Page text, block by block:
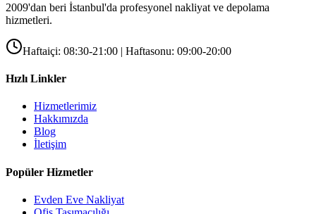
2009'dan beri İstanbul'da profesyonel nakliyat ve depolama
hizmetleri.
Haftaiçi: 08:30-21:00 | Haftasonu: 09:00-20:00
Hızlı Linkler
Hizmetlerimiz
Hakkımızda
Blog
İletişim
Popüler Hizmetler
Evden Eve Nakliyat